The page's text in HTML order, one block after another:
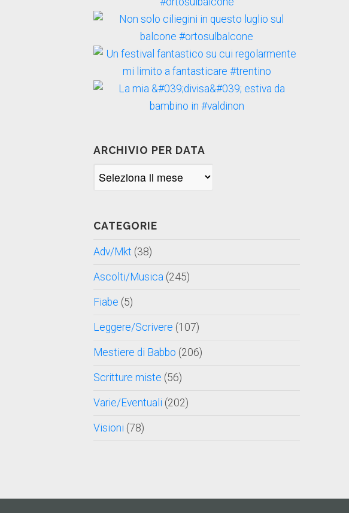
ARCHIVIO PER DATA
Archivio
CATEGORIE
Adv/Mkt (38)
Ascolti/Musica (245)
Fiabe (5)
Leggere/Scrivere (107)
Mestiere di Babbo (206)
Scritture miste (56)
Varie/Eventuali (202)
Visioni (78)